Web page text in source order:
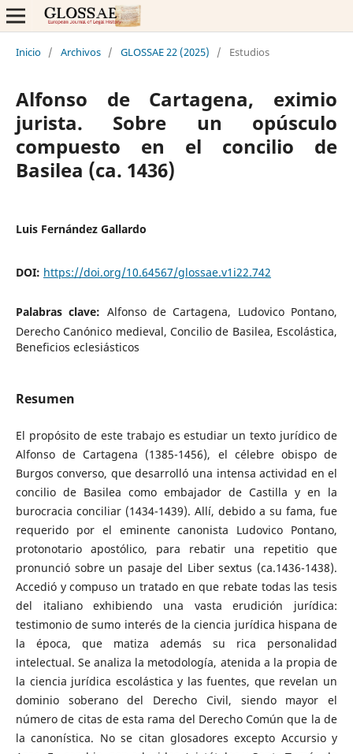
Inicio / Archivos / GLOSSAE 22 (2025) / Estudios
Alfonso de Cartagena, eximio
jurista. Sobre un opúsculo
compuesto en el concilio de
Basilea (ca. 1436)
Luis Fernández Gallardo
DOI: https://doi.org/10.64567/glossae.v1i22.742
Palabras clave: Alfonso de Cartagena, Ludovico Pontano,
Derecho Canónico medieval, Concilio de Basilea, Escolástica,
Beneficios eclesiásticos
Resumen
El propósito de este trabajo es estudiar un texto jurídico de
Alfonso de Cartagena (1385-1456), el célebre obispo de
Burgos converso, que desarrolló una intensa actividad en el
concilio de Basilea como embajador de Castilla y en la
burocracia conciliar (1434-1439). Allí, debido a su fama, fue
requerido por el eminente canonista Ludovico Pontano,
protonotario apostólico, para rebatir una repetitio que
pronunció sobre un pasaje del Liber sextus (ca.1436-1438).
Accedió y compuso un tratado en que rebate todas las tesis
del italiano exhibiendo una vasta erudición jurídica:
testimonio de sumo interés de la ciencia jurídica hispana de
la época, que matiza además su rica personalidad
intelectual. Se analiza la metodología, atenida a la propia de
la ciencia jurídica escolástica y las fuentes, que revelan un
dominio soberano del Derecho Civil, siendo mayor el
número de citas de esta rama del Derecho Común que la de
la canonística. No se citan glosadores excepto Accursio y